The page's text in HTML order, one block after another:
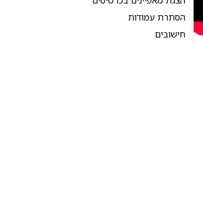
הסתרת עמודות
חישובים